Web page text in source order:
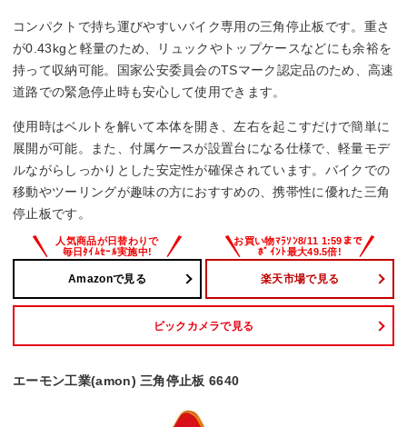
コンパクトで持ち運びやすいバイク専用の三角停止板です。重さ
が0.43kgと軽量のため、リュックやトップケースなどにも余裕を
持って収納可能。国家公安委員会のTSマーク認定品のため、高速
道路での緊急停止時も安心して使用できます。
使用時はベルトを解いて本体を開き、左右を起こすだけで簡単に
展開が可能。また、付属ケースが設置台になる仕様で、軽量モデ
ルながらしっかりとした安定性が確保されています。バイクでの
移動やツーリングが趣味の方におすすめの、携帯性に優れた三角
停止板です。
Amazonで見る 楽天市場で見る
ビックカメラで見る
エーモン工業(amon) 三角停止板 6640